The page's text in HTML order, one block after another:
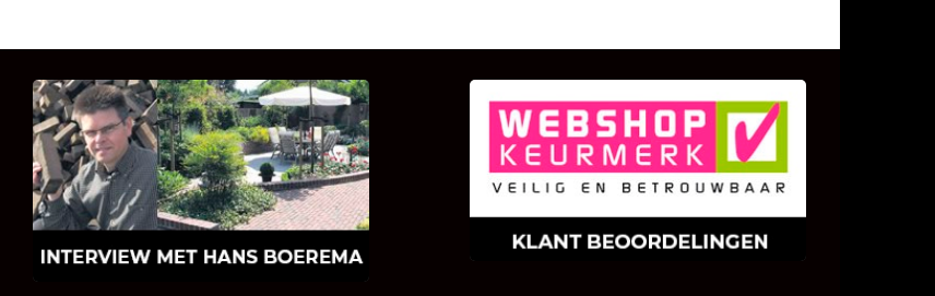
INTERVIEW MET HANS
BOEREMA
Hoe Bricks and Stones ontstaan is en
wat Hans Boerema motiveert in de
wereld van klinkers en tegels!
KLANT BEOORDELINGEN
We zijn er zeer op gesteld om te
weten wat u als klant van ons en
onze diensten vindt.